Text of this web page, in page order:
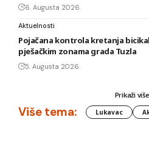
6. Augusta 2026.
Aktuelnosti
Pojačana kontrola kretanja
pješačkim zonama grada Tuzla
5. Augusta 2026.
Prikaži više
Više tema: Lukavac